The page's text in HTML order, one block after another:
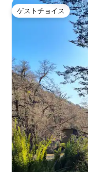
ゲストチョイス
ゲストチョイス